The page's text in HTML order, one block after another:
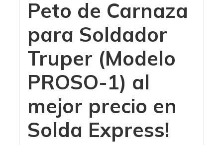
Peto de Carnaza
para Soldador
Truper (Modelo
PROSO-1) al
mejor precio en
Solda Express!